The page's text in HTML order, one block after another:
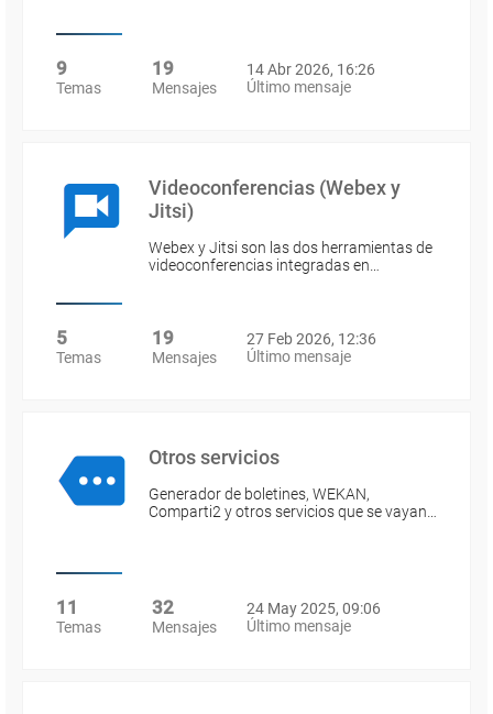
9
Temas
19
Mensajes
14 Abr 2026, 16:26
Último mensaje
Videoconferencias (Webex y
Jitsi)
Webex y Jitsi son las dos herramientas de
videoconferencias integradas en…
5
Temas
19
Mensajes
27 Feb 2026, 12:36
Último mensaje
Otros servicios
Generador de boletines, WEKAN,
Comparti2 y otros servicios que se vayan…
11
Temas
32
Mensajes
24 May 2025, 09:06
Último mensaje